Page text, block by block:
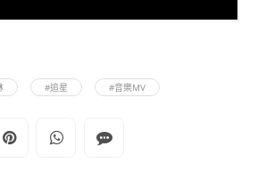
#追星 #音樂MV